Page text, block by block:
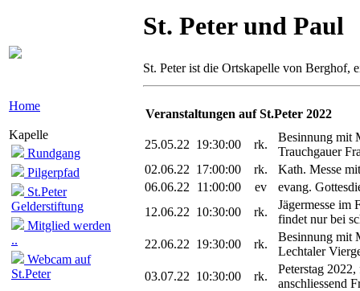
St. Peter und Paul
St. Peter ist die Ortskapelle von Berghof,
Home
Kapelle
Rundgang
Pilgerpfad
St.Peter
Gelderstiftung
Mitglied werden
..
Webcam auf
St.Peter
Veranstaltungen auf St.Peter 2022
25.05.22 19:30:00 rk.
Besinnung mit
Trauchgauer
02.06.22 17:00:00 rk.
Kath. Messe
06.06.22
11:00:00 ev
evang.
12.06.22 10:30:00 rk.
Jägermesse im
findet nur bei
22.06.22 19:30:00 rk.
Besinnung mit
Lechtaler
03.07.22 10:30:00 rk.
Peterstag
anschliessend